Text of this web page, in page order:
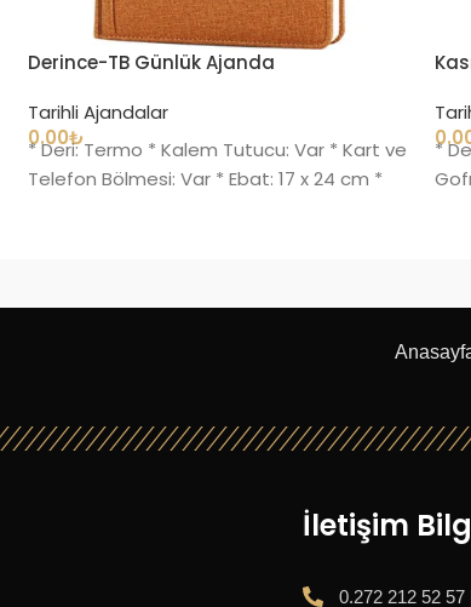
Derince-TB Günlük Ajanda
Tarihli Ajandalar
0.00₺
* Deri: Termo * Kalem Tutucu: Var * Kart ve
Telefon Bölmesi: Var * Ebat: 17 x 24 cm *
*
İletişim
0.272 212 52